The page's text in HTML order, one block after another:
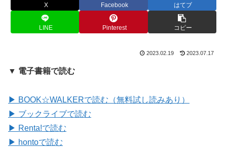
X Facebook はてブ
LINE Pinterest コピー
2023.02.19 2023.07.17
▼ 電子書籍で読む
▶ BOOK☆WALKERで読む（無料試し読みあり）
▶ ブックライブで読む
▶ Renta!で読む
▶ hontoで読む